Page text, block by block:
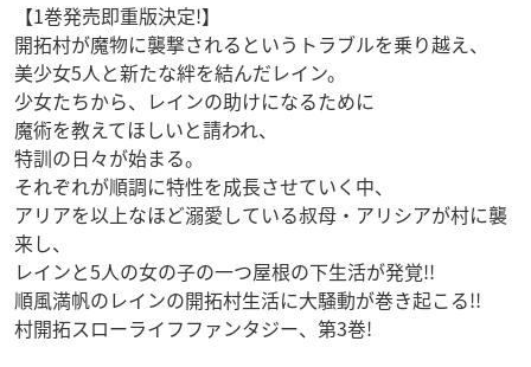
【1巻発売即重版決定!】
開拓村が魔物に襲撃されるというトラブルを乗り越え、
美少女5人と新たな絆を結んだレイン。
少女たちから、レインの助けになるために
魔術を教えてほしいと請われ、
特訓の日々が始まる。
それぞれが順調に特性を成長させていく中、
アリアを以上なほど溺愛している叔母・アリシアが村に襲
来し、
レインと5人の女の子の一つ屋根の下生活が発覚!!
順風満帆のレインの開拓村生活に大騒動が巻き起こる!!
村開拓スローライフファンタジー、第3巻!